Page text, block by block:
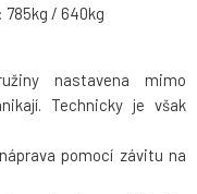
785kg / 640kg
nastavena mimo
Technicky je však
pomocí závitu na